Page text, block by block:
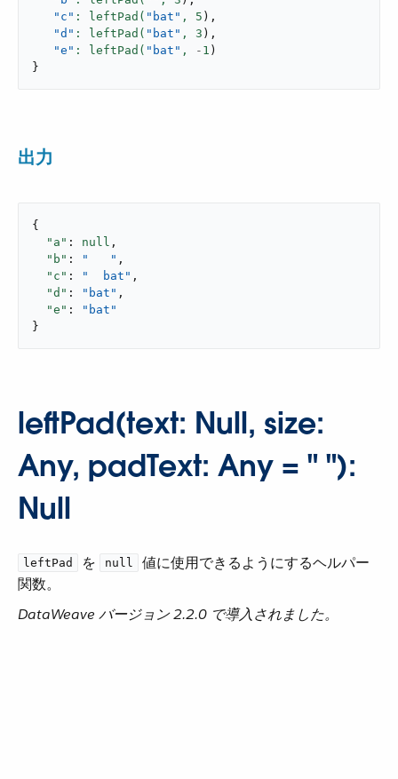
"c" : leftPad( "bat" , 5 ) ,
"d" : leftPad( "bat" , 3 ) ,
"e" : leftPad( "bat" , - 1 )
}
出力
{
"a" : null ,
"b" : "   " ,
"c" : "  bat" ,
"d" : "bat" ,
"e" :
"bat"
}
leftPad(text: Null, size:
Any, padText: Any = " "):
Null
leftPad ​ を ​ null
​ 値に使用できるようにするヘルパー
関数。
DataWeave バージョン 2.2.0 で導入されました。